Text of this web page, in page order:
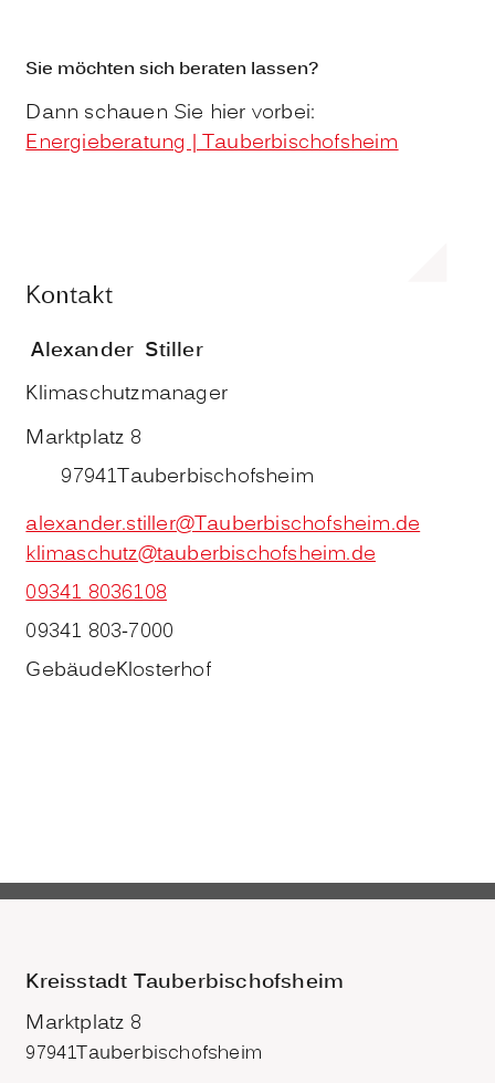
Sie möchten sich beraten lassen?
Dann schauen Sie hier vorbei:
Energieberatung | Tauberbischofsheim
Kontakt
Alexander Stiller
Klimaschutzmanager
Marktplatz 8
97941Tauberbischofsheim
alexander.stiller@Tauberbischofsheim.de
klimaschutz@tauberbischofsheim.de
09341 8036108
09341 803-7000
GebäudeKlosterhof
Kreisstadt Tauberbischofsheim
Marktplatz 8
97941Tauberbischofsheim